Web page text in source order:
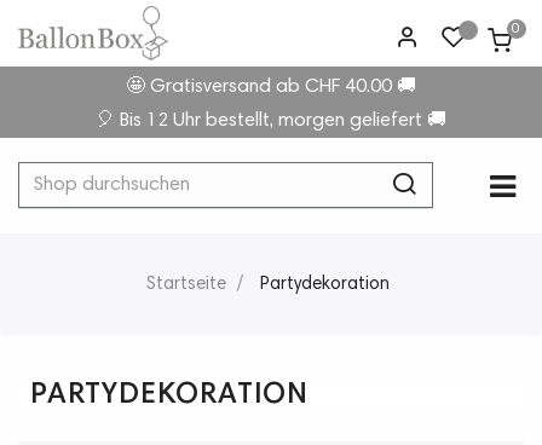
0
🤩 Gratisversand ab CHF 40.00 🚚
🎈 Bis 12 Uhr bestellt, morgen geliefert 🚚
☰
Startseite Partydekoration
PARTYDEKORATION